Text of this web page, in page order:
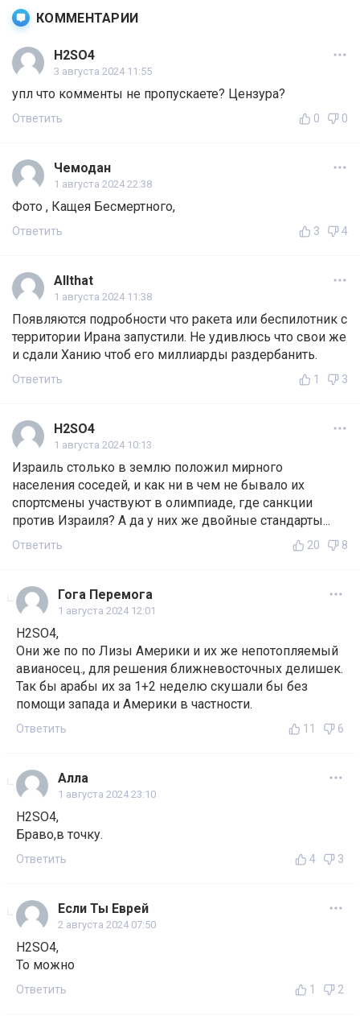
КОММЕНТАРИИ
H2SO4
3 августа 2024 11:55
упл что комменты не пропускаете? Цензура?
Ответить 0 0
Чемодан
1 августа 2024 22:38
Фото , Кащея Беcмертного,
Ответить 3 4
Allthat
1 августа 2024 11:38
Появляются подробности что ракета или беспилотник с
территории Ирана запустили. Не удивлюсь что свои же
и сдали Ханию чтоб его миллиарды раздербанить.
Ответить 1 3
H2SO4
1 августа 2024 10:13
Израиль столько в землю положил мирного
населения соседей, и как ни в чем не бывало их
спортсмены участвуют в олимпиаде, где санкции
против Израиля? А да у них же двойные стандарты...
Ответить 20 8
Гога Перемога
1 августа 2024 12:01
H2SO4,
Они же по по Лизы Америки и их же непотопляемый
авианосец., для решения ближневосточных делишек.
Так бы арабы их за 1+2 неделю скушали бы без
помощи запада и Америки в частности.
Ответить 11 6
Алла
1 августа 2024 23:10
H2SO4,
Браво,в точку.
Ответить 4 3
Если Ты Еврей
2 августа 2024 07:50
H2SO4,
То можно
Ответить 1 2